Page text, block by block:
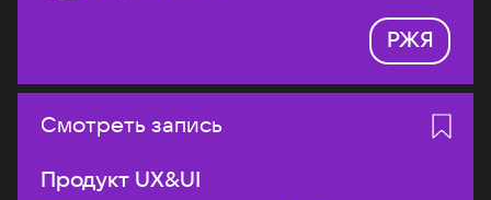
РЖЯ
Смотреть запись
Продукт UX&UI